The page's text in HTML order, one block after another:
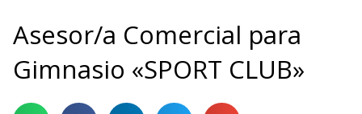
Asesor/a Comercial para
Gimnasio «SPORT CLUB»